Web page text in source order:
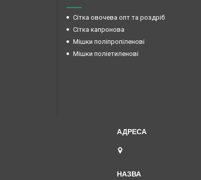
Сітка овочева опт та роздріб
Сітка капронова
Мішки поліпропіленові
Мішки поліетиленові